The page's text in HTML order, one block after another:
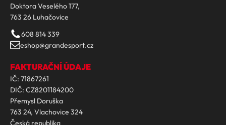
Doktora Veselého 177,
763 26 Luhačovice
608 814 339
eshop@grandesport.cz
FAKTURAČNÍ ÚDAJE
IČ: 71867261
DIČ: CZ8201184200
Přemysl Doruška
763 24, Vlachovice 324
Česká republika